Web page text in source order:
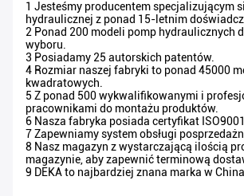
1 Jesteśmy producentem specjalizującym
hydraulicznej z ponad 15-letnim
2 Ponad 200 modeli pomp hydraulicznych
wyboru.
3 Posiadamy 25 autorskich patentów.
4 Rozmiar naszej fabryki to ponad 45000
kwadratowych.
5 Z ponad 500 wykwalifikowanymi i
pracownikami do montażu produktów.
6 Nasza fabryka posiada certyfikat
7 Zapewniamy system obsługi
8 Nasz magazyn z wystarczającą ilością
magazynie, aby zapewnić terminową
9 DEKA to najbardziej znana marka w